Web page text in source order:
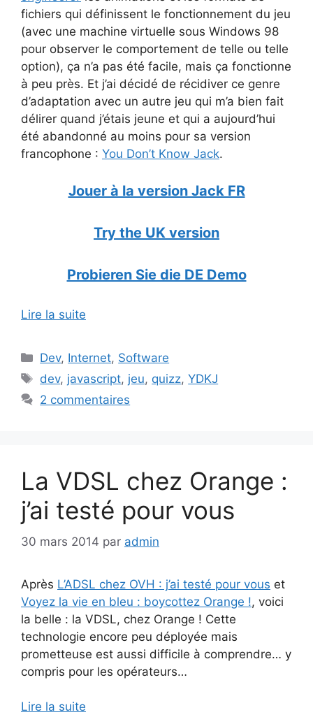
fichiers qui définissent le fonctionnement du jeu
(avec une machine virtuelle sous Windows 98
pour observer le comportement de telle ou telle
option), ça n’a pas été facile, mais ça fonctionne
à peu près. Et j’ai décidé de récidiver ce genre
d’adaptation avec un autre jeu qui m’a bien fait
délirer quand j’étais jeune et qui a aujourd’hui
été abandonné au moins pour sa version
francophone : You Don’t Know Jack.
Jouer à la version Jack FR
Try the UK version
Probieren Sie die DE Demo
Lire la suite
Catégories
Dev, Internet, Software
Étiquettes
dev, javascript, jeu, quizz,YDKJ
2 commentaires
La VDSL chez Orange :
j’ai testé pour vous
30 mars 2014 par admin
Après L’ADSL chez OVH : j’ai testé pour vous et
Voyez la vie en bleu : boycottez Orange !, voici
la belle : la VDSL, chez Orange ! Cette
technologie encore peu déployée mais
prometteuse est aussi difficile à comprendre… y
compris pour les opérateurs…
Lire la suite